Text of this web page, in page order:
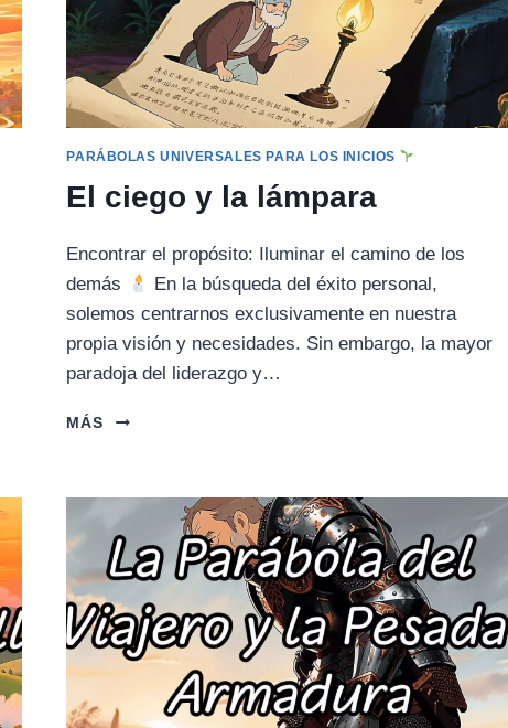
PARÁBOLAS UNIVERSALES PARA LOS INICIOS
El ciego y la lámpara
Encontrar el propósito: Iluminar el camino de los
demás
En la búsqueda del éxito personal,
solemos centrarnos exclusivamente en nuestra
propia visión y necesidades. Sin embargo, la mayor
paradoja del liderazgo y…
MÁS
EL
LÁMPARA